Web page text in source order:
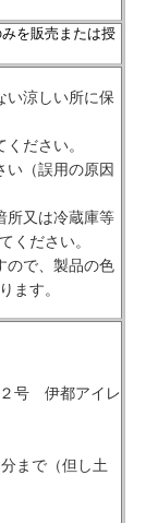
を販売または授
い涼しい所に保
ださい。
い（誤用の原因
所又は冷蔵庫等
ください。
ので、製品の色
ます。
２号 伊都アイレ
まで（但し土